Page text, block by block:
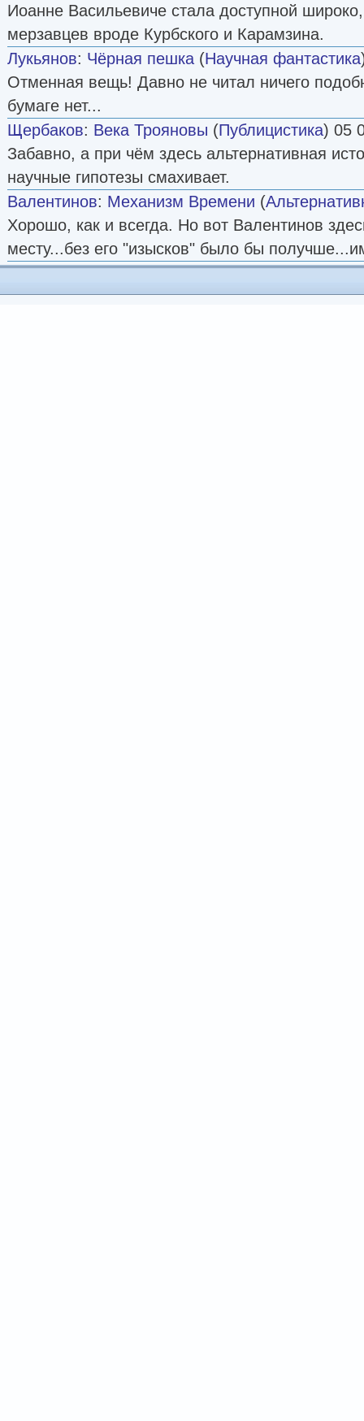
Иоанне Васильевиче стала доступной
мерзавцев вроде Курбского и Карамзина.
Лукьянов: Чёрная пешка (Научная фантастика
Отменная вещь! Давно не читал ничего
бумаге нет...
Щербаков: Века Трояновы (Публицистика) 05
Забавно, а при чём здесь альтернативная
научные гипотезы смахивает.
Валентинов: Механизм Времени (
Хорошо, как и всегда. Но вот Валентинов
месту...без его "изысков" было бы